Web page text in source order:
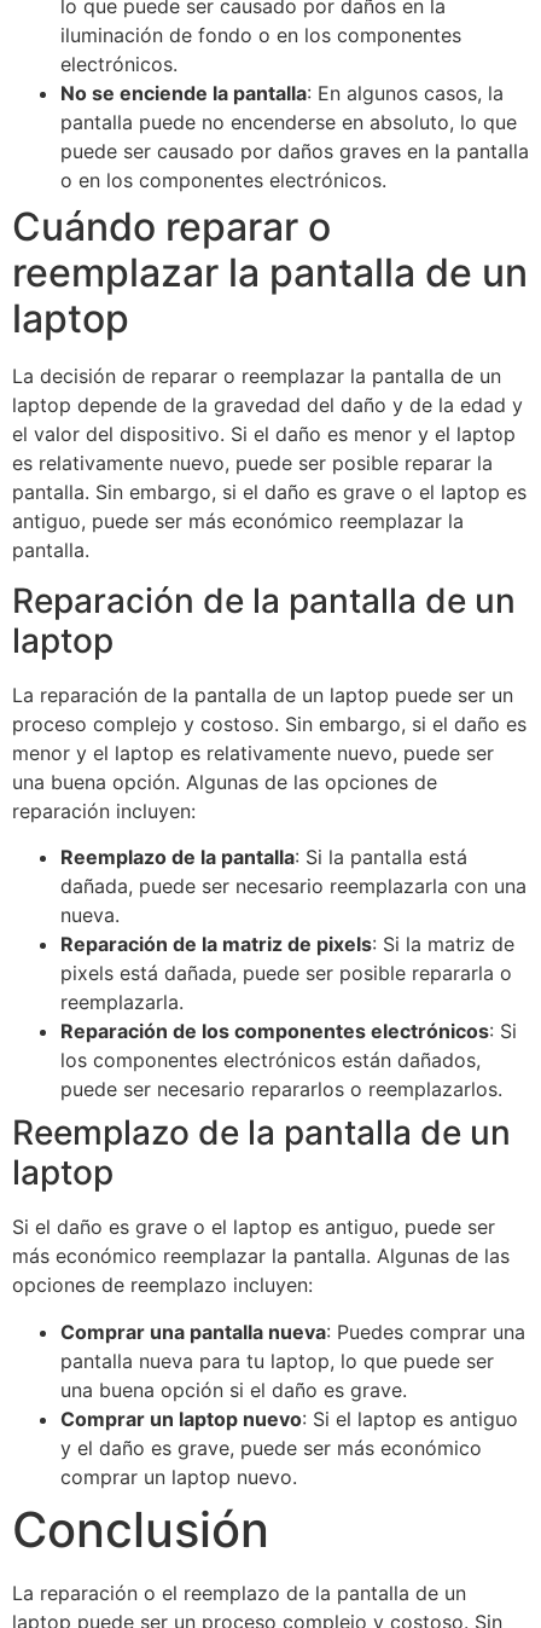
lo que puede ser causado por daños en la
iluminación de fondo o en los componentes
electrónicos.
No se enciende la pantalla: En algunos casos, la
pantalla puede no encenderse en absoluto, lo que
puede ser causado por daños graves en la pantalla
o en los componentes electrónicos.
Cuándo reparar o
reemplazar la pantalla de un
laptop
La decisión de reparar o reemplazar la pantalla de un
laptop depende de la gravedad del daño y de la edad y
el valor del dispositivo. Si el daño es menor y el laptop
es relativamente nuevo, puede ser posible reparar la
pantalla. Sin embargo, si el daño es grave o el laptop es
antiguo, puede ser más económico reemplazar la
pantalla.
Reparación de la pantalla de un
laptop
La reparación de la pantalla de un laptop puede ser un
proceso complejo y costoso. Sin embargo, si el daño es
menor y el laptop es relativamente nuevo, puede ser
una buena opción. Algunas de las opciones de
reparación incluyen:
Reemplazo de la pantalla: Si la pantalla está
dañada, puede ser necesario reemplazarla con una
nueva.
Reparación de la matriz de pixels: Si la matriz de
pixels está dañada, puede ser posible repararla o
reemplazarla.
Reparación de los componentes electrónicos: Si
los componentes electrónicos están dañados,
puede ser necesario repararlos o reemplazarlos.
Reemplazo de la pantalla de un
laptop
Si el daño es grave o el laptop es antiguo, puede ser
más económico reemplazar la pantalla. Algunas de las
opciones de reemplazo incluyen:
Comprar una pantalla nueva: Puedes comprar una
pantalla nueva para tu laptop, lo que puede ser
una buena opción si el daño es grave.
Comprar un laptop nuevo: Si el laptop es antiguo
y el daño es grave, puede ser más económico
comprar un laptop nuevo.
Conclusión
La reparación o el reemplazo de la pantalla de un
laptop puede ser un proceso complejo y costoso. Sin